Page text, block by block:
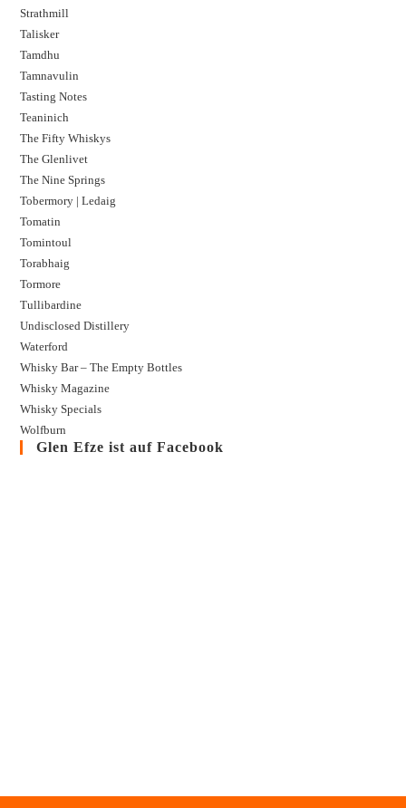
Strathmill
Talisker
Tamdhu
Tamnavulin
Tasting Notes
Teaninich
The Fifty Whiskys
The Glenlivet
The Nine Springs
Tobermory | Ledaig
Tomatin
Tomintoul
Torabhaig
Tormore
Tullibardine
Undisclosed Distillery
Waterford
Whisky Bar – The Empty Bottles
Whisky Magazine
Whisky Specials
Wolfburn
Glen Efze ist auf Facebook